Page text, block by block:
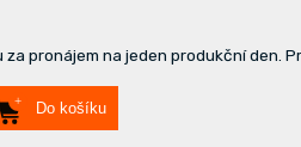
za pronájem na jeden produkční den.
Do košíku